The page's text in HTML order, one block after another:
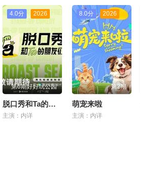
4.0分 2026
第6期好好玩公园
脱口秀和Ta的朋友们 第三季
主演：内详
8.0分 2026
第2期
萌宠来啦
主演：内详